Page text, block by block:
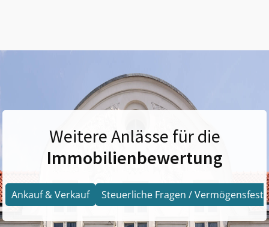
Weitere Anlässe für die
Immobilienbewertung
Ankauf & Verkauf Steuerliche Fragen /